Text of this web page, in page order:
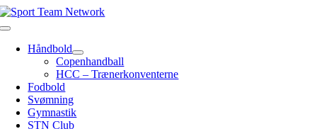
Skip
to
Toggle
NavigationHåndbold
Copenhandball
HCC – Trænerkonventerne
Fodbold
Svømning
Gymnastik
STN Club